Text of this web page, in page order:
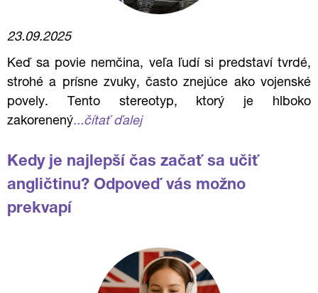
23.09.2025
Keď sa povie nemčina, veľa ľudí si predstaví tvrdé,
strohé a prísne zvuky, často znejúce ako vojenské
povely. Tento stereotyp, ktorý je hlboko
zakorenený...čítať ďalej
Kedy je najlepší čas začať sa učiť
angličtinu? Odpoveď vás možno
prekvapí